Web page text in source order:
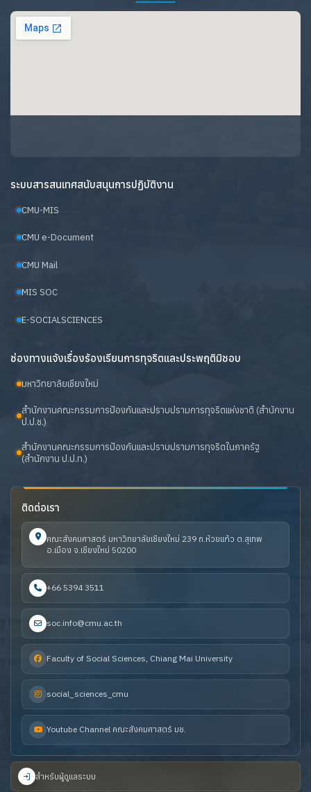
ระบบสารสนเทศสนับสนุนการปฏิบัติงาน
CMU-MIS
CMU e-Document
CMU Mail
MIS SOC
E-SOCIALSCIENCES
ช่องทางแจ้งเรื่องร้องเรียนการทุจริตและประพฤติมิชอบ
มหาวิทยาลัยเชียงใหม่
สำนักงานคณะกรรมการป้องกันและปราบปรามการทุจริตแห่งชาติ (สำนักงาน
ป.ป.ช.)
สำนักงานคณะกรรมการป้องกันและปราบปรามการทุจริตในภาครัฐ
(สำนักงาน ป.ป.ท.)
ติดต่อเรา
คณะสังคมศาสตร์ มหาวิทยาลัยเชียงใหม่ 239 ถ.ห้วยแก้ว ต.สุเทพ
อ.เมือง จ.เชียงใหม่ 50200
+66 5394 3511
soc.info@cmu.ac.th
Faculty of Social Sciences, Chiang Mai University
social_sciences_cmu
Youtube Channel คณะสังคมศาสตร์ มช.
สำหรับผู้ดูแลระบบ